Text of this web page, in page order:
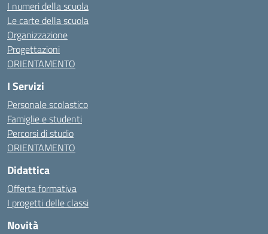
I numeri della scuola
Le carte della scuola
Organizzazione
Progettazioni
ORIENTAMENTO
I Servizi
Personale scolastico
Famiglie e studenti
Percorsi di studio
ORIENTAMENTO
Didattica
Offerta formativa
I progetti delle classi
Novità